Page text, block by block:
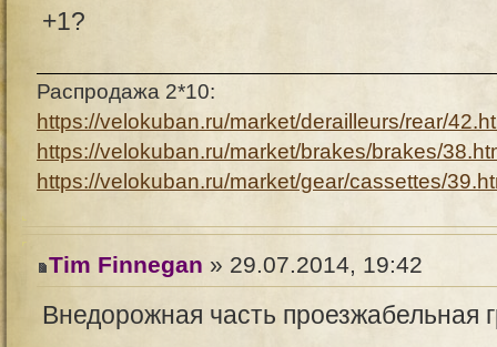
+1?
Распродажа 2*10:
https://velokuban.ru/market/derailleurs/rear/
https://velokuban.ru/market/brakes/brakes/
https://velokuban.ru/market/gear/cassettes/
Tim Finnegan » 29.07.2014, 19:42
Внедорожная часть проезжабельная